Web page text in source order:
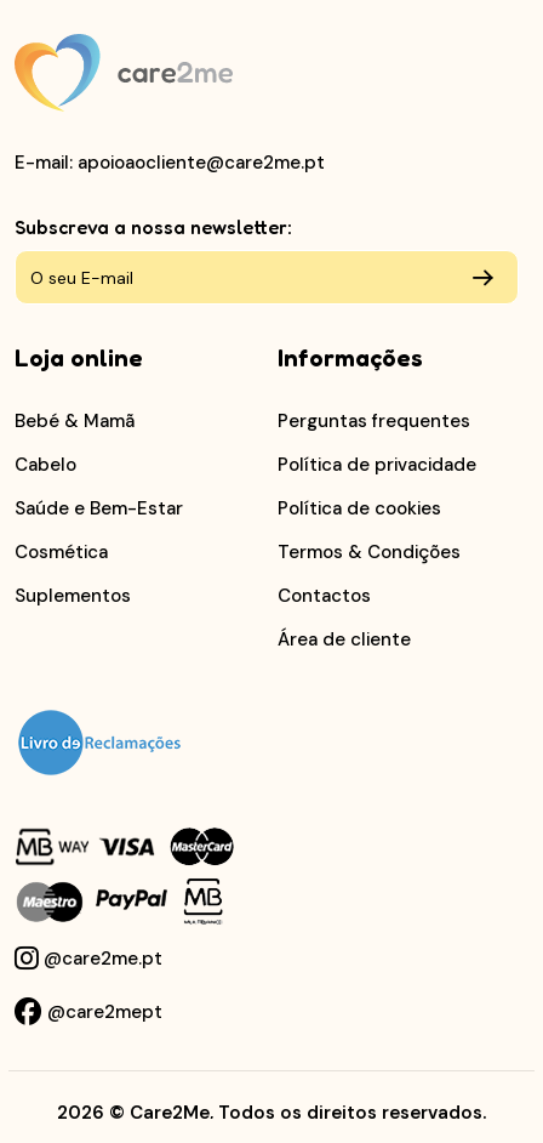
E-mail: apoioaocliente@care2me.pt
Subscreva a nossa newsletter:
Loja online
Bebé & Mamã
Cabelo
Saúde e Bem-Estar
Cosmética
Suplementos
Informações
Perguntas frequentes
Política de privacidade
Política de cookies
Termos & Condições
Contactos
Área de cliente
@care2me.pt
@care2mept
2026 © Care2Me, Todos os direitos reservados.